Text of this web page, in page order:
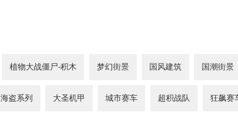
植物大战僵尸-积木 梦幻街景 国风建筑 国潮街景
海盗系列 大圣机甲 城市赛车 超积战队 狂飙赛